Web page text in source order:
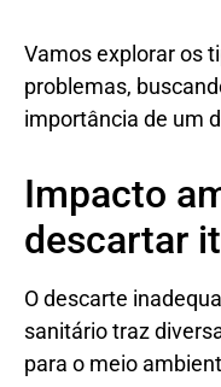
Vamos explorar os
problemas,
importância de um
Impacto
descartar
O descarte
sanitário traz
para o meio